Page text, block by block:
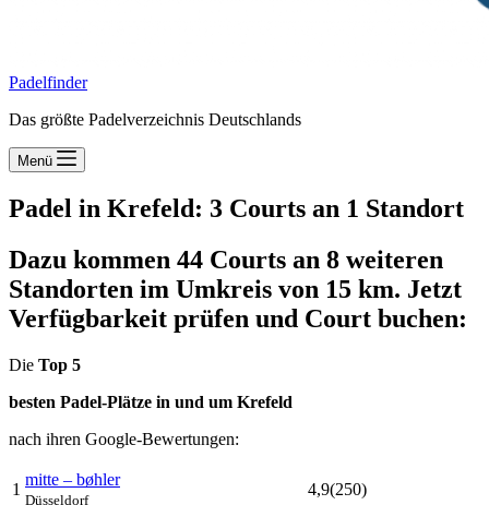
Padelfinder
Das größte Padelverzeichnis Deutschlands
Menü
Padel in Krefeld: 3 Courts an 1 Standort
Dazu kommen 44 Courts an 8 weiteren
Standorten im Umkreis von 15 km. Jetzt
Verfügbarkeit prüfen und Court buchen:
Die Top 5
besten Padel-Plätze in und um Krefeld
nach ihren Google-Bewertungen:
1
mitte – bøhler
Düsseldorf
4,9(250)